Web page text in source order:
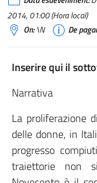
2014, 01:00 (Hora local)
On:\N De
Inserire qui il
Narrativa
La proliferazione
delle donne, in
progresso
traiettorie non